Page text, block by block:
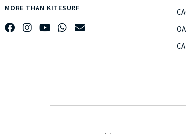
MORE THAN KITESURF
Copyright © · 2023 · OASIS KITE TRIP